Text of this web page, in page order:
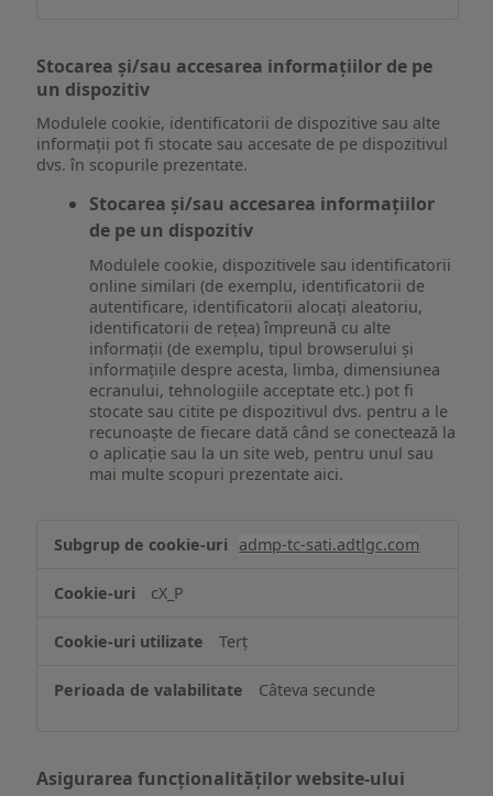
Stocarea și/sau accesarea informațiilor de pe
un dispozitiv
Modulele cookie, identificatorii de dispozitive sau alte
informații pot fi stocate sau accesate de pe dispozitivul
dvs. în scopurile prezentate.
Stocarea și/sau accesarea informațiilor
de pe un dispozitiv
Modulele cookie, dispozitivele sau identificatorii
online similari (de exemplu, identificatorii de
autentificare, identificatorii alocați aleatoriu,
identificatorii de rețea) împreună cu alte
informații (de exemplu, tipul browserului și
informațiile despre acesta, limba, dimensiunea
ecranului, tehnologiile acceptate etc.) pot fi
stocate sau citite pe dispozitivul dvs. pentru a le
recunoaște de fiecare dată când se conectează la
o aplicație sau la un site web, pentru unul sau
mai multe scopuri prezentate aici.
și/sau
informațiilor
pe
dispozitiv
admp-tc-sati.adtlgc.com
cX_P
Terț
Câteva secunde
Asigurarea funcționalităților website-ului